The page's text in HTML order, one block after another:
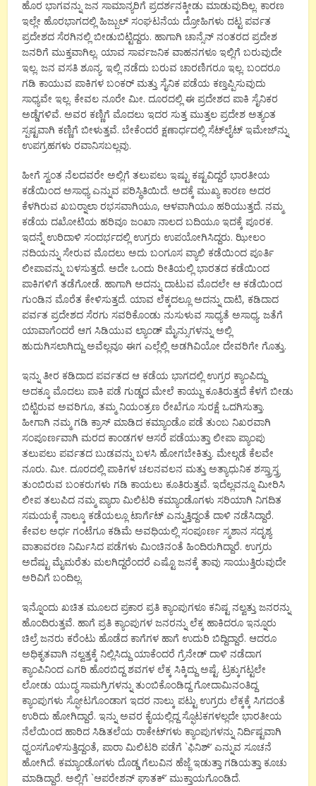
ಹೊರ ಭಾಗವನ್ನು ಜನ ಸಾಮಾನ್ಯರಿಗೆ ಪ್ರದರ್ಶನಕ್ಕೀಡು ಮಾಡುವುದಿಲ್ಲ. ಕಾರಣ
ಇಲ್ಲೇ ಹೊರಭಾಗದಲ್ಲಿ ಹಿಜ್ಬುಲ್ ಸಂಘಟನೆಯ ದ್ರೋಹಿಗಳು ದಟ್ಟ ಪರ್ವತ
ಪ್ರದೇಶದ ಸೆರಗಿನಲ್ಲಿ ಬೀಡುಬಿಟ್ಟಿದ್ದರು. ಹಾಗಾಗಿ ಚಾನ್ಸೆನ್ ನಂತರದ ಪ್ರದೇಶ
ಜನರಿಗೆ ಮುಕ್ತವಾಗಿಲ್ಲ. ಯಾವ ಸಾರ್ವಜನಿಕ ವಾಹನಗಳೂ ಇಲ್ಲಿಗೆ ಬರುವುದೇ
ಇಲ್ಲ. ಜನ ವಸತಿ ಶೂನ್ಯ. ಇಲ್ಲಿ ನಡೆದು ಬರುವ ಚಾರಣಿಗರೂ ಇಲ್ಲ. ಬಂದರೂ
ಗಡಿ ಕಾಯುವ ಪಾಕಿಗಳ ಬಂಕರ್ ಮತ್ತು ಸೈನಿಕ ಪಡೆಯ ಕಣ್ತಪ್ಪಿಸುವುದು
ಸಾಧ್ಯವೇ ಇಲ್ಲ. ಕೇವಲ ನೂರೇ ಮೀ. ದೂರದಲ್ಲಿ ಈ ಪ್ರದೇಶದ ಪಾಕಿ ಸೈನಿಕರ
ಅಡ್ಡೆಗಳಿವೆ. ಅವರ ಕಣ್ಣಿಗೆ ಮೊದಲು ಇದರ ಸುತ್ತ ಮುತ್ತಲ ಪ್ರದೇಶ ಅತ್ಯಂತ
ಸ್ಪಷ್ಟವಾಗಿ ಕಣ್ಣಿಗೆ ಬೀಳುತ್ತವೆ. ಬೇಕೆಂದರೆ ಕ್ಷಣಾರ್ಧದಲ್ಲಿ ಸೆಟ್‍ಲೈಟ್ ಇಮೇಜ್‍ನ್ನು
ಉಪಗ್ರಹಗಳು ರವಾನಿಸಬಲ್ಲವು.
ಹೀಗೆ ಸ್ವಂತ ನೆಲದವರೇ ಅಲ್ಲಿಗೆ ತಲುಪಲು ಇಷ್ಟು ಕಷ್ಟವಿದ್ದರೆ ಭಾರತೀಯ
ಕಡೆಯಿಂದ ಅಸಾಧ್ಯ ಎನ್ನುವ ಪರಿಸ್ಥಿತಿಯಿದೆ. ಅದಕ್ಕೆ ಮುಖ್ಯ ಕಾರಣ ಅದರ
ಕೆಳಗಿರುವ ಖಬರ್‍ನಾಲಾ ರಭಸವಾಗಿಯೂ, ಆಳವಾಗಿಯೂ ಹರಿಯುತ್ತದೆ. ನಮ್ಮ
ಕಡೆಯ ದಖೋಟಿಯ ಹರಿವೂ ಜಂಖಾ ನಾಲದ ಬದಿಯೂ ಇದಕ್ಕೆ ಪೂರಕ.
ಇದನ್ನೆ ಉರಿದಾಳಿ ಸಂದರ್ಭದಲ್ಲಿ ಉಗ್ರರು ಉಪಯೋಗಿಸಿದ್ದರು. ಝೀಲಂ
ನದಿಯನ್ನು ಸೇರುವ ಮೊದಲು ಅದು ಬಂಗೂಸ ವ್ಯಾಲಿ ಕಡೆಯಿಂದ ಪೂರ್ತಿ
ಲೀಪಾವನ್ನು ಬಳಸುತ್ತದೆ. ಅದೇ ಒಂದು ರೀತಿಯಲ್ಲಿ ಭಾರತದ ಕಡೆಯಿಂದ
ಪಾಕಿಗಳಿಗೆ ತಡೆಗೋಡೆ. ಹಾಗಾಗಿ ಅದನ್ನು ದಾಟುವ ಮೊದಲೇ ಆ ಕಡೆಯಿಂದ
ಗುಂಡಿನ ಮೊರೆತ ಕೇಳಿಸುತ್ತದೆ. ಯಾವ ಲೆಕ್ಕದಲ್ಲೂ ಅದನ್ನು ದಾಟಿ, ಕಡಿದಾದ
ಪರ್ವತ ಪ್ರದೇಶದ ಸೆರಗು ಸವರಿಕೊಂಡು ನುಸುಳುವ ಸಾಧ್ಯತೆ ಅಸಾಧ್ಯ. ಜತೆಗೆ
ಯಾವಾಗೆಂದರೆ ಆಗ ಸಿಡಿಯುವ ಲ್ಯಾಂಡ್ ಮೈನ್ಸುಗಳನ್ನು ಅಲ್ಲಿ
ಹುದುಗಿಸಲಾಗಿದ್ದು ಅವೆಲ್ಲವೂ ಈಗ ಎಲ್ಲೆಲ್ಲಿ ಅಡಗಿವಿಯೋ ದೇವರಿಗೇ ಗೊತ್ತು.
ಇನ್ನು ತೀರ ಕಡಿದಾದ ಪರ್ವತದ ಆ ಕಡೆಯ ಭಾಗದಲ್ಲಿ ಉಗ್ರರ ಕ್ಯಾಂಪಿದ್ದು
ಅದಕ್ಕೂ ಮೊದಲು ಪಾಕಿ ಪಡೆ ಗುಡ್ಡದ ಮೇಲೆ ಕಾಯ್ದು ಕೂತಿರುತ್ತದೆ ಕೆಳಗೆ ಬೀಡು
ಬಿಟ್ಟಿರುವ ಅವರಿಗೂ, ತಮ್ಮ ನಿಯಂತ್ರಣ ರೇಖೆಗೂ ಸುರಕ್ಷೆ ಒದಗಿಸುತ್ತಾ.
ಹೀಗಾಗಿ ನಮ್ಮ ಗಡಿ ಕ್ರಾಸ್ ಮಾಡಿದ ಕಮ್ಯಾಂಡೊ ಪಡೆ ತುಂಬ ನಿಖರವಾಗಿ
ಸಂಪೂರ್ಣವಾಗಿ ಮರದ ಕಾಂಡಗಳ ಆಸರೆ ಪಡೆಯುತ್ತಾ ಲೀಪಾ ಪ್ಯಾಂಪು
ತಲುಪಲು ಪರ್ವತದ ಬುಡವನ್ನು ಬಳಸಿ ಹೋಗಬೇಕಿತ್ತು. ಮೇಲ್ಗಡೆ ಕೆಲವೇ
ನೂರು. ಮೀ. ದೂರದಲ್ಲಿ ಪಾಕಿಗಳ ಚಲನವಲನ ಮತ್ತು ಅತ್ಯಾಧುನಿಕ ಶಸ್ತ್ರಾಸ್ತ್ರ
ತುಂಬಿರುವ ಬಂಕರುಗಳು ಗಡಿ ಕಾಯಲು ಕೂತಿರುತ್ತವೆ. ಇದೆಲ್ಲವನ್ನೂ ಮೀರಿಸಿ
ಲೀಪ ತಲುಪಿದ ನಮ್ಮ ಪ್ಯಾರಾ ಮಿಲಿಟರಿ ಕಮ್ಯಾಂಡೊಗಳು ಸರಿಯಾಗಿ ನಿಗದಿತ
ಸಮಯಕ್ಕೆ ನಾಲ್ಕೂ ಕಡೆಯಲ್ಲೂ ಟಾರ್ಗೆಟ್ ಎನ್ನುತ್ತಿದ್ದಂತೆ ದಾಳಿ ನಡೆಸಿದ್ದಾರೆ.
ಕೇವಲ ಅರ್ಧ ಗಂಟೆಗೂ ಕಡಿಮೆ ಅವಧಿಯಲ್ಲಿ ಸಂಪೂರ್ಣ ಸ್ಮಶಾನ ಸದೃಶ್ಯ
ವಾತಾವರಣ ನಿರ್ಮಿಸಿದ ಪಡೆಗಳು ಮಿಂಚಿನಂತೆ ಹಿಂದಿರುಗಿದ್ದಾರೆ. ಉಗ್ರರು
ಅದೆಷ್ಟು ಮೈಮರೆತು ಮಲಗಿದ್ದರೆಂದರೆ ಎಷ್ಟೊ ಜನಕ್ಕೆ ತಾವು ಸಾಯುತ್ತಿರುವುದೇ
ಅರಿವಿಗೆ ಬಂದಿಲ್ಲ.
ಇನ್ನೊಂದು ಖಚಿತ ಮೂಲದ ಪ್ರಕಾರ ಪ್ರತಿ ಕ್ಯಾಂಪುಗಳೂ ಕನಿಷ್ಟ ನಲ್ವತ್ತು ಜನರನ್ನು
ಹೊಂದಿರುತ್ತವೆ. ಹಾಗೆ ಪ್ರತಿ ಕ್ಯಾಂಪುಗಳ ಜನರನ್ನು ಲೆಕ್ಕ ಹಾಕಿದರೂ ಇನ್ನೂರು
ಚಿಲ್ರೆ ಜನರು ಕರೆಂಟು ಹೊಡೆದ ಕಾಗೆಗಳ ಹಾಗೆ ಉದುರಿ ಬಿದ್ದಿದ್ದಾರೆ. ಆದರೂ
ಅಧಿಕೃತವಾಗಿ ನಲ್ವತ್ತಕ್ಕೆ ನಿಲ್ಲಿಸಿದ್ದು ಯಾಕೆಂದರೆ ಗ್ರೆನೇಡ್ ದಾಳಿ ನಡೆದಾಗ
ಕ್ಯಾಂಪಿನಿಂದ ಎಗರಿ ಹೊರಬಿದ್ದ ಶವಗಳ ಲೆಕ್ಕ ಸಿಕ್ಕಿದ್ದು ಅಷ್ಟೆ. ಟ್ರಕ್ಕುಗಟ್ಟಲೇ
ಲೋಡು ಯುದ್ಧ ಸಾಮಗ್ರಿಗಳನ್ನು ತುಂಬಿಕೊಂಡಿದ್ದ ಗೋದಾಮಿನಂತಿದ್ದ
ಕ್ಯಾಂಪುಗಳು ಸ್ಫೋಟಗೊಂಡಾಗ ಇದರ ನಾಲ್ಕು ಪಟ್ಟು ಉಗ್ರರು ಲೆಕ್ಕಕ್ಕೆ ಸಿಗದಂತೆ
ಉರಿದು ಹೋಗಿದ್ದಾರೆ. ಇನ್ನು ಅವರ ಕೈಯಲ್ಲಿದ್ದ ಸ್ಫೊಟಕಗಳಲ್ಲದೇ ಭಾರತೀಯ
ನೆಲೆಯಿಂದ ಹಾರಿದ ಸಿಡಿತಲೆಯ ರಾಕೇಟ್‍ಗಳು ಕ್ಯಾಂಪುಗಳನ್ನು ನಿರ್ದಿಷ್ಟವಾಗಿ
ಧ್ವಂಸಗೊಳಿಸುತ್ತಿದ್ದಂತೆ, ಪಾರಾ ಮಿಲಿಟರಿ ಪಡೆಗೆ `ಫಿನಿಶ್’ ಎನ್ನುವ ಸೂಚನೆ
ಹೋಗಿದೆ. ಕಮ್ಯಾಂಡೊಗಳು ದೊಡ್ಡ ಗೆಲುವಿನ ಹೆಜ್ಜೆ ಇಡುತ್ತಾ ಗಡಿಯತ್ತಾ ಕೂಚು
ಮಾಡಿದ್ದಾರೆ. ಅಲ್ಲಿಗೆ `ಆಪರೇಶನ್ ಘಾತಕ್’ ಮುಕ್ತಾಯಗೊಂಡಿದೆ.